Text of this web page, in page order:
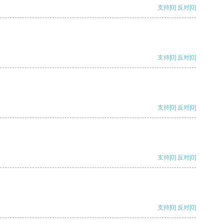
支持[0] 反对[0]
支持[0] 反对[0]
支持[0] 反对[0]
支持[0] 反对[0]
支持[0] 反对[0]